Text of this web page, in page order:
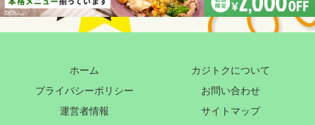
ホーム
カジトクについて
プライバシーポリシー
お問い合わせ
運営者情報
サイトマップ